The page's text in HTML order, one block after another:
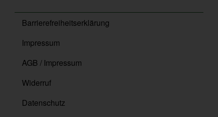
Barrierefreiheitserklärung
Impressum
AGB / Impressum
Widerruf
Datenschutz